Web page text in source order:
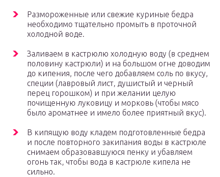
Размороженные или свежие куриные бедра
необходимо тщательно промыть в проточной
холодной воде.
Заливаем в кастрюлю холодную воду (в среднем
половину кастрюли) и на большом огне доводим
до кипения, после чего добавляем соль по вкусу,
специи (лавровый лист, душистый и черный
перец горошком) и при желании целую
почищенную луковицу и морковь (чтобы мясо
было ароматнее и имело более приятный вкус).
В кипящую воду кладем подготовленные бедра
и после повторного закипания воды в кастрюле
снимаем образовавшуюся пенку и убавляем
огонь так, чтобы вода в кастрюле кипела не
сильно.